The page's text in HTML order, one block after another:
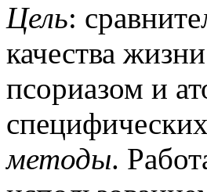
Цель:
качества
псориазом и
методы.